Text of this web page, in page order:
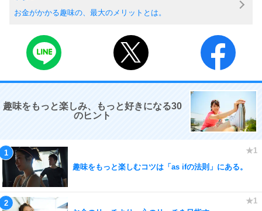
お金がかかる趣味の、最大のメリットとは。
趣味をもっと楽しみ、もっと好きになる30
のヒント
趣味をもっと楽しむコツは「as ifの法則」にある。